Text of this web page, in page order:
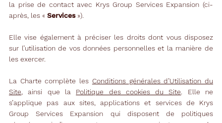
la prise de contact avec Krys Group Services Expansion (ci-
après, les « Services»).
Elle vise également à préciser les droits dont vous disposez
sur l’utilisation de vos données personnelles et la manière de
les exercer.
La Charte complète les Conditions générales d’Utilisation du
Site, ainsi que la Politique des cookies du Site. Elle ne
s’applique pas aux sites, applications et services de Krys
Group Services Expansion qui disposent de politiques